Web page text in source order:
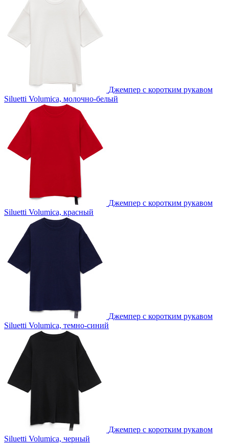
Джемпер с коротким рукавом
Siluetti Volumica, молочно-белый
Джемпер с коротким рукавом
Siluetti Volumica, красный
Джемпер с коротким рукавом
Siluetti Volumica, темно-синий
Джемпер с коротким рукавом
Siluetti Volumica, черный